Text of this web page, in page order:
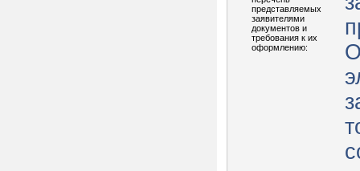
представляемых
заявителями
документов и
требования к их
оформлению: